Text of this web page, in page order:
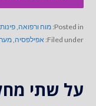
Posted in: מוח ורפואה,
Filed under: אפילפסיה,
על שתי